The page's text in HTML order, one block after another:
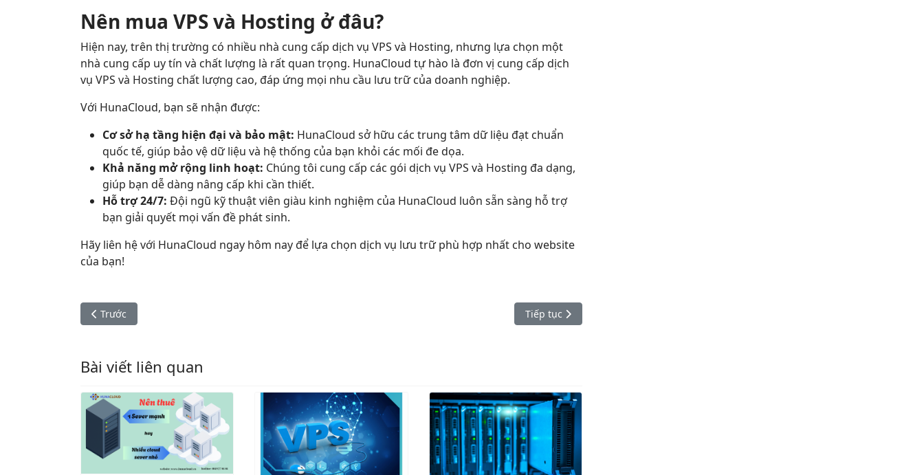
Nên mua VPS và Hosting ở đâu?
Hiện nay, trên thị trường có nhiều nhà cung cấp dịch vụ VPS và Hosting, nhưng lựa chọn một
nhà cung cấp uy tín và chất lượng là rất quan trọng. HunaCloud tự hào là đơn vị cung cấp dịch
vụ VPS và Hosting chất lượng cao, đáp ứng mọi nhu cầu lưu trữ của doanh nghiệp.
Với HunaCloud, bạn sẽ nhận được:
Cơ sở hạ tầng hiện đại và bảo mật: HunaCloud sở hữu các trung tâm dữ liệu đạt chuẩn
quốc tế, giúp bảo vệ dữ liệu và hệ thống của bạn khỏi các mối đe dọa.
Khả năng mở rộng linh hoạt: Chúng tôi cung cấp các gói dịch vụ VPS và Hosting đa dạng,
giúp bạn dễ dàng nâng cấp khi cần thiết.
Hỗ trợ 24/7: Đội ngũ kỹ thuật viên giàu kinh nghiệm của HunaCloud luôn sẵn sàng hỗ trợ
bạn giải quyết mọi vấn đề phát sinh.
Hãy liên hệ với HunaCloud ngay hôm nay để lựa chọn dịch vụ lưu trữ phù hợp nhất cho website
của bạn!
Bài viết trước: Tìm Hiểu Top 3 Nhà Cung Cấp VPS US Đáng Tin Cậy
Trước Bài viết kế tiếp: Máy Chủ Ảo Việt Nam vs Nước Ngoài: Đâu Là Lựa Chọn Phù Hợp Với
Tiếp tục
Bài viết liên quan